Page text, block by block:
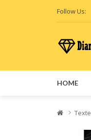
Follow Us:
HOME
Texte